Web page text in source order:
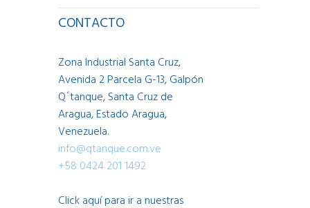
CONTACTO
Zona Industrial Santa Cruz,
Avenida 2 Parcela G-13, Galpón
Q´tanque, Santa Cruz de
Aragua, Estado Aragua,
Venezuela.
info@qtanque.com.ve
+58 0424 201 1492
Click aquí para ir a nuestras